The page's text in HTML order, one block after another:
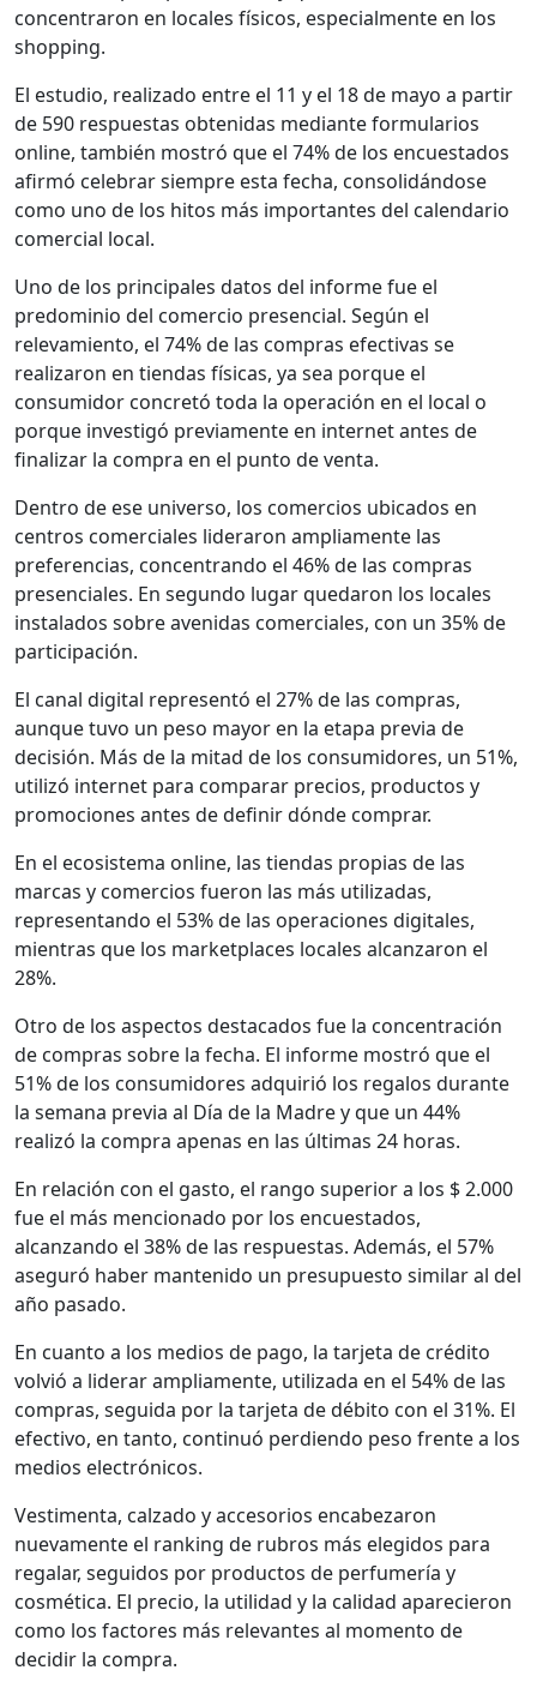
concentraron en locales físicos, especialmente en los
shopping.
El estudio, realizado entre el 11 y el 18 de mayo a partir
de 590 respuestas obtenidas mediante formularios
online, también mostró que el 74% de los encuestados
afirmó celebrar siempre esta fecha, consolidándose
como uno de los hitos más importantes del calendario
comercial local.
Uno de los principales datos del informe fue el
predominio del comercio presencial. Según el
relevamiento, el 74% de las compras efectivas se
realizaron en tiendas físicas, ya sea porque el
consumidor concretó toda la operación en el local o
porque investigó previamente en internet antes de
finalizar la compra en el punto de venta.
Dentro de ese universo, los comercios ubicados en
centros comerciales lideraron ampliamente las
preferencias, concentrando el 46% de las compras
presenciales. En segundo lugar quedaron los locales
instalados sobre avenidas comerciales, con un 35% de
participación.
El canal digital representó el 27% de las compras,
aunque tuvo un peso mayor en la etapa previa de
decisión. Más de la mitad de los consumidores, un 51%,
utilizó internet para comparar precios, productos y
promociones antes de definir dónde comprar.
En el ecosistema online, las tiendas propias de las
marcas y comercios fueron las más utilizadas,
representando el 53% de las operaciones digitales,
mientras que los marketplaces locales alcanzaron el
28%.
Otro de los aspectos destacados fue la concentración
de compras sobre la fecha. El informe mostró que el
51% de los consumidores adquirió los regalos durante
la semana previa al Día de la Madre y que un 44%
realizó la compra apenas en las últimas 24 horas.
En relación con el gasto, el rango superior a los $ 2.000
fue el más mencionado por los encuestados,
alcanzando el 38% de las respuestas. Además, el 57%
aseguró haber mantenido un presupuesto similar al del
año pasado.
En cuanto a los medios de pago, la tarjeta de crédito
volvió a liderar ampliamente, utilizada en el 54% de las
compras, seguida por la tarjeta de débito con el 31%. El
efectivo, en tanto, continuó perdiendo peso frente a los
medios electrónicos.
Vestimenta, calzado y accesorios encabezaron
nuevamente el ranking de rubros más elegidos para
regalar, seguidos por productos de perfumería y
cosmética. El precio, la utilidad y la calidad aparecieron
como los factores más relevantes al momento de
decidir la compra.